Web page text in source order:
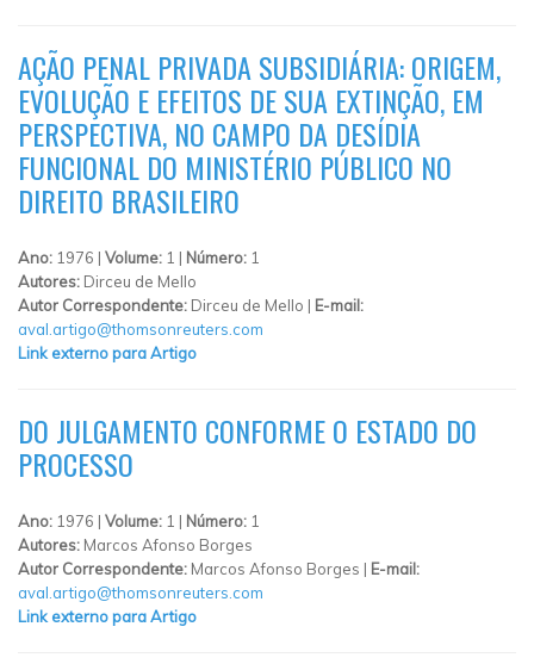
AÇÃO PENAL PRIVADA SUBSIDIÁRIA: ORIGEM,
EVOLUÇÃO E EFEITOS DE SUA EXTINÇÃO, EM
PERSPECTIVA, NO CAMPO DA DESÍDIA
FUNCIONAL DO MINISTÉRIO PÚBLICO NO
DIREITO BRASILEIRO
Ano: 1976 | Volume: 1 | Número: 1
Autores: Dirceu de Mello
Autor Correspondente: Dirceu de Mello | E-mail:
aval.artigo@thomsonreuters.com
Link externo para Artigo
DO JULGAMENTO CONFORME O ESTADO DO
PROCESSO
Ano: 1976 | Volume: 1 | Número: 1
Autores: Marcos Afonso Borges
Autor Correspondente: Marcos Afonso Borges | E-mail:
aval.artigo@thomsonreuters.com
Link externo para Artigo